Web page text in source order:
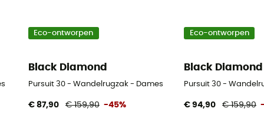
Eco-ontworpen
Black Diamond
Pursuit 30 - Wandelrugzak - Dames
€ 87,90 € 159,90 -45%
Eco-ontworpen
Black Diamond
Pursuit 30 -
€ 94,90 € 159,90